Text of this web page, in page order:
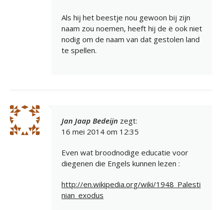
Als hij het beestje nou gewoon bij zijn
naam zou noemen, heeft hij de ë ook niet
nodig om de naam van dat gestolen land
te spellen.
Jan Jaap Bedeijn zegt:
16 mei 2014 om 12:35
Even wat broodnodige educatie voor
diegenen die Engels kunnen lezen :
http://en.wikipedia.org/wiki/1948_Palesti
nian_exodus